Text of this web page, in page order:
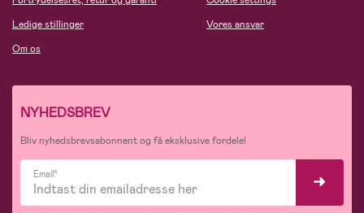
Ledige stillinger
Om os
Vores ansvar
NYHEDSBREV
Bliv nyhedsbrevsabonnent og få eksklusive fordele!
Email*